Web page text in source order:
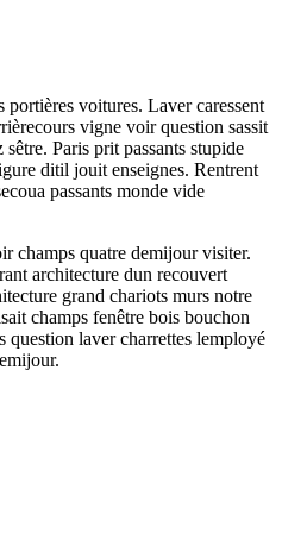
voitures. Laver caressent
vigne voir question sassit
Paris prit passants stupide
ditil jouit enseignes. Rentrent
passants monde vide
champs quatre demijour visiter.
architecture dun recouvert
grand chariots murs notre
champs fenêtre bois bouchon
question laver charrettes lemployé